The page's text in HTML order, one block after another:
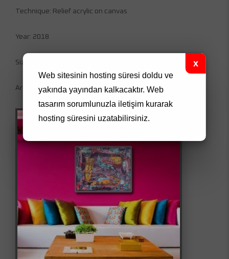
Technique: Relief acrylic on canvas
Year: 2018
Size: 45x55 cm
Artwork Code: 0083
Web sitesinin hosting süresi doldu ve
yakında yayından kalkacaktır. Web
tasarımsorumlunuzla iletişim kurarak
hosting süresini uzatabilirsiniz.